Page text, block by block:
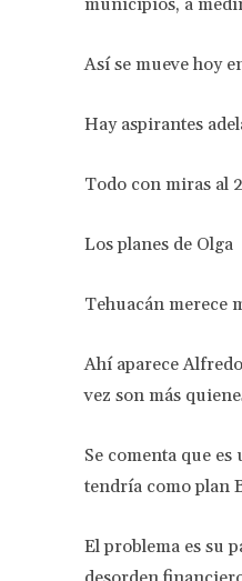
Así se mueve hoy
Hay aspirantes
Todo con miras al
Los planes de Olga
Tehuacán merece
Ahí aparece
vez son más
Se comenta que
tendría como plan
El problema es su